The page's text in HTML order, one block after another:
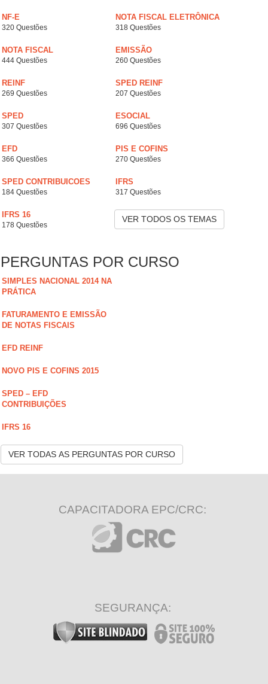
NF-E
320 Questões
NOTA FISCAL ELETRÔNICA
318 Questões
NOTA FISCAL
444 Questões
EMISSÃO
260 Questões
REINF
269 Questões
SPED REINF
207 Questões
SPED
307 Questões
ESOCIAL
696 Questões
EFD
366 Questões
PIS E COFINS
270 Questões
SPED CONTRIBUICOES
184 Questões
IFRS
317 Questões
IFRS 16
178 Questões
VER TODOS OS TEMAS
PERGUNTAS POR CURSO
SIMPLES NACIONAL 2014 NA
PRÁTICA
FATURAMENTO E EMISSÃO
DE NOTAS FISCAIS
EFD REINF
NOVO PIS E COFINS 2015
SPED – EFD
CONTRIBUIÇÕES
IFRS 16
VER TODAS AS PERGUNTAS POR CURSO
CAPACITADORA EPC/CRC:
SEGURANÇA: